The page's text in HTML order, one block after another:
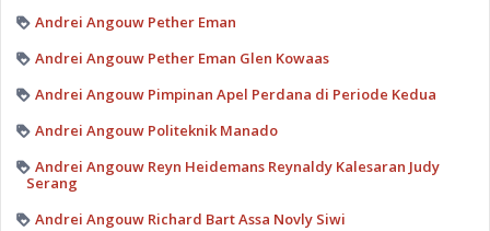
Andrei Angouw Pether Eman
Andrei Angouw Pether Eman Glen Kowaas
Andrei Angouw Pimpinan Apel Perdana di Periode Kedua
Andrei Angouw Politeknik Manado
Andrei Angouw Reyn Heidemans Reynaldy Kalesaran Judy
Serang
Andrei Angouw Richard Bart Assa Novly Siwi